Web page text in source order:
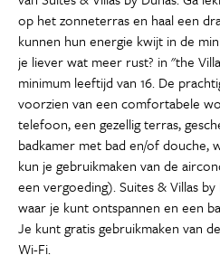
op het zonneterras en haal een
kunnen hun energie kwijt in de
je liever wat meer rust? in "the
minimum leeftijd van 16. De
voorzien van een comfortabele
telefoon, een gezellig terras,
badkamer met bad en/of douche,
kun je gebruikmaken van de
een vergoeding). Suites & Villas
waar je kunt ontspannen en een
Je kunt gratis gebruikmaken van
Wi-Fi.